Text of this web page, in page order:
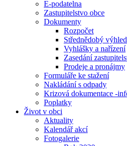
E-podatelna
Zastupitelstvo obce
Dokumenty
Rozpočet
Střednědobý
Vyhlášky a nařízení
Zasedání
Prodeje a pronájmy
Formuláře ke stažení
Nakládání s odpady
Krizová dokumentace -
Poplatky
Život v obci
Aktuality
Kalendář akcí
Fotogalerie